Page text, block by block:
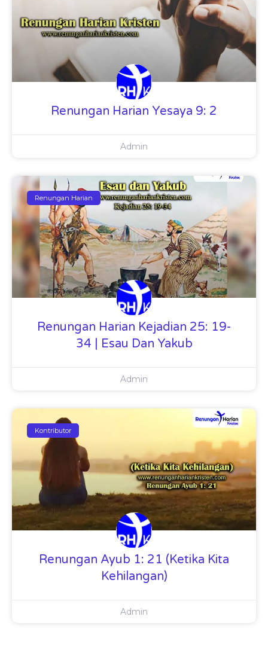
Renungan Harian Yesaya 9: 2
Admin
Renungan Harian
Renungan Harian Kejadian 25: 19-
34 | Esau Dan Yakub
Admin
Kontributor
Renungan Ayub 1: 21 (Ketika Kita
Kehilangan)
Admin